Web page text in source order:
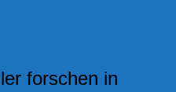
forschen in